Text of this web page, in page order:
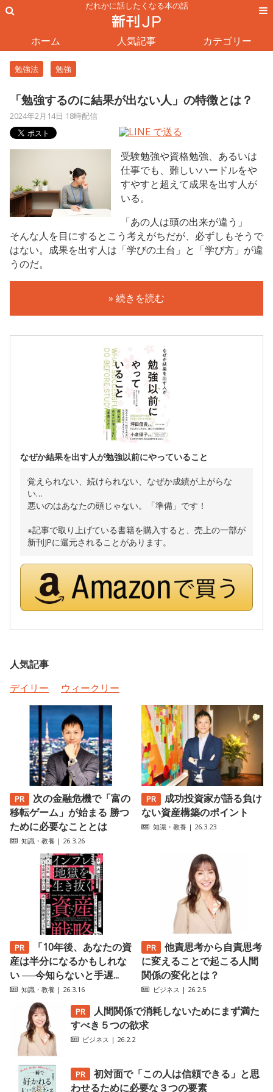
だれかに話したくなる本の話
ホーム 人気記事 カテゴリー
勉強法 勉強
「勉強するのに結果が出ない人」の特徴とは？
2024年2月14日 18時配信
受験勉強や資格勉強、あるいは
仕事でも、難しいハードルをや
すやすと超えて成果を出す人が
いる。
「あの人は頭の出来が違う」
そんな人を目にするとこう考えがちだが、必ずしもそうで
はない。成果を出す人は「学びの土台」と「学び方」が違
うのだ。
» 続きを読む
なぜか結果を出す人が勉強以前にやっていること
覚えられない、続けられない、なぜか成績が上がらな
い…
悪いのはあなたの頭じゃない。「準備」です！
※記事で取り上げている書籍を購入すると、売上の一部が
新刊JPに還元されることがあります。
人気記事
デイリー
ウィークリー
次の金融危機で「富の
移転ゲーム」が始まる 勝つ
ために必要なこととは
知識・教養 | 26.3.26
成功投資家が語る負け
ない資産構築のポイント
知識・教養 | 26.3.23
「10年後、あなたの資
産は半分になるかもしれな
い ──今知らないと手遅...
知識・教養 | 26.3.16
他責思考から自責思考
に変えることで起こる人間
関係の変化とは？
ビジネス | 26.2.5
人間関係で消耗しないためにまず満た
すべき５つの欲求
ビジネス | 26.2.2
初対面で「この人は信頼できる」と思
わせるために必要な３つの要素